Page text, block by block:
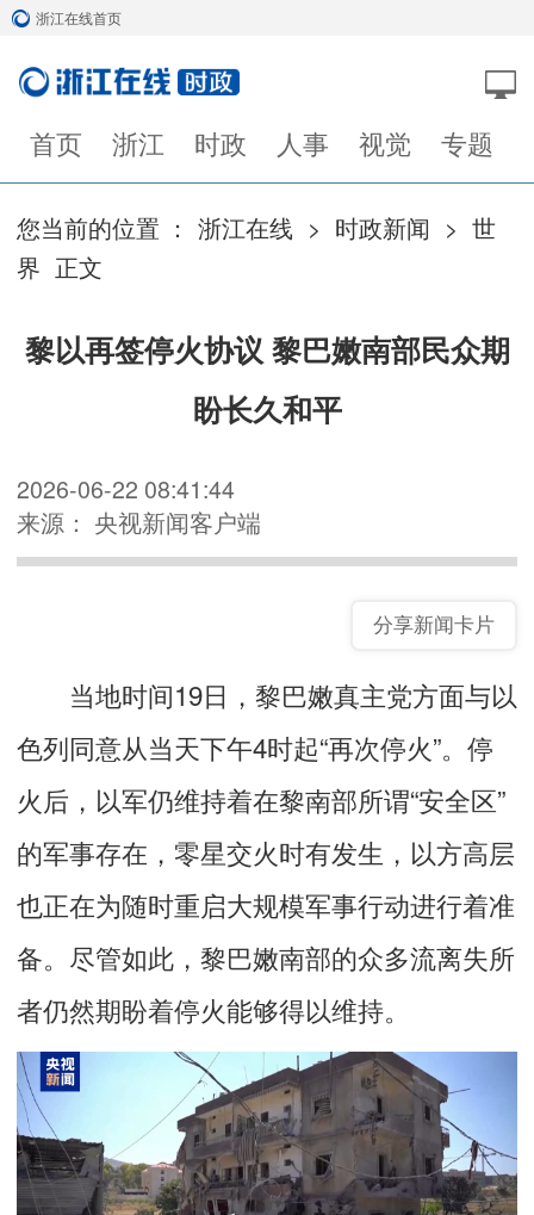
浙江在线首页
首页 浙江 时政 人事 视觉 专题
您当前的位置 ： 浙江在线 > 时政新闻 > 世
界 正文
黎以再签停火协议 黎巴嫩南部民众期
盼长久和平
2026-06-22 08:41:44
来源： 央视新闻客户端
分享新闻卡片
当地时间19日，黎巴嫩真主党方面与以
色列同意从当天下午4时起“再次停火”。停
火后，以军仍维持着在黎南部所谓“安全区”
的军事存在，零星交火时有发生，以方高层
也正在为随时重启大规模军事行动进行着准
备。尽管如此，黎巴嫩南部的众多流离失所
者仍然期盼着停火能够得以维持。